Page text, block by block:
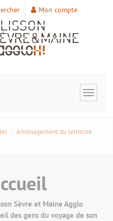
Mon compte
Toggle
Aménagement du territoire
Sèvre et Maine Agglo
des gens du voyage de son